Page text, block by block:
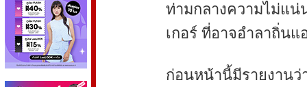
ท่ามกลางความไม่แน่
เกอร์ ที่อาจอำลาถิ่น
ก่อนหน้านี้มีรายงานว่